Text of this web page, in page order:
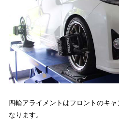
四輪アライメントはフロントのキ
なります。